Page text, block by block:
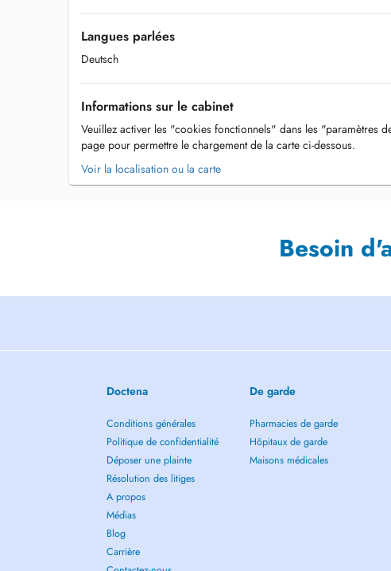
Langues parlées
Deutsch
Informations sur le cabinet
Veuillez activer les "cookies fonctionnels" dans les "paramètres
page pour permettre le chargement de la carte ci-dessous.
Voir la localisation ou la carte
Besoin
Doctena
Conditions générales
Politique de confidentialité
Déposer une plainte
Résolution des litiges
A propos
Médias
Blog
Carrière
De garde
Pharmacies de garde
Hôpitaux de garde
Maisons médicales